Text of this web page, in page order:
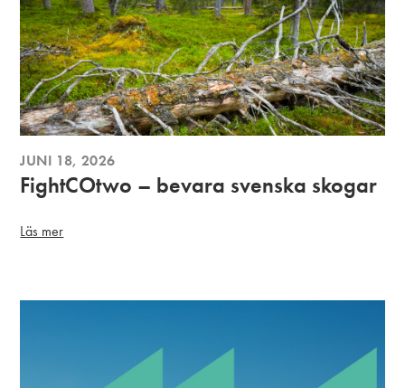
JUNI 18, 2026
FightCOtwo – bevara svenska skogar
Läs mer